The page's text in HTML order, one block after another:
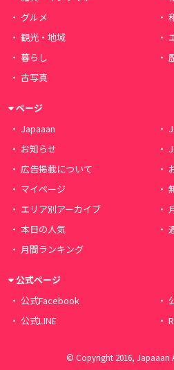
グルメ
観光・地域
暮らし
古写真
ページ
Japaaan
お知らせ
広告掲載について
マイページ
エリア別アーカイブ
本日の人気
月間ランキング
公式ページ
公式Facebook
公式LINE
© Copyright 2016, Japaaan